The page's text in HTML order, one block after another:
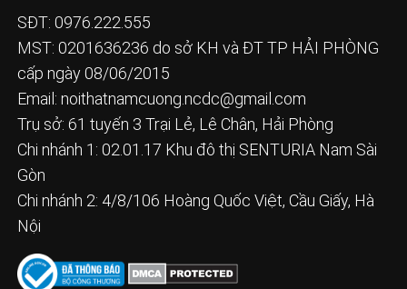
SĐT: 0976.222.555
MST: 0201636236 do sở KH và ĐT TP HẢI PHÒNG
cấp ngày 08/06/2015
Email: noithatnamcuong.ncdc@gmail.com
Trụ sở: 61 tuyến 3 Trại Lẻ, Lê Chân, Hải Phòng
Chi nhánh 1: 02.01.17 Khu đô thị SENTURIA Nam Sài
Gòn
Chi nhánh 2: 4/8/106 Hoàng Quốc Việt, Cầu Giấy, Hà
Nội